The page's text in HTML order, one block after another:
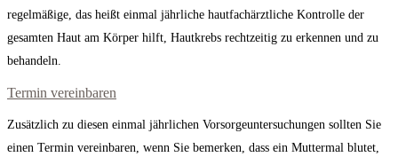
regelmäßige, das heißt einmal jährliche hautfachärztliche Kontrolle der
gesamten Haut am Körper hilft, Hautkrebs rechtzeitig zu erkennen und zu
behandeln.
Termin vereinbaren
Zusätzlich zu diesen einmal jährlichen Vorsorgeuntersuchungen sollten Sie
einen Termin vereinbaren, wenn Sie bemerken, dass ein Muttermal blutet,